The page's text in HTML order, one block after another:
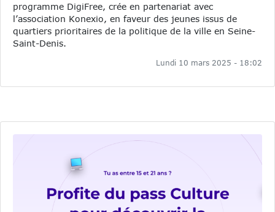
programme DigiFree, crée en partenariat avec
l’association Konexio, en faveur des jeunes issus de
quartiers prioritaires de la politique de la ville en Seine-
Saint-Denis.
Lundi 10 mars 2025 - 18:02